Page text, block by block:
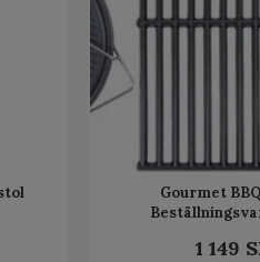
Gourmet
1 149